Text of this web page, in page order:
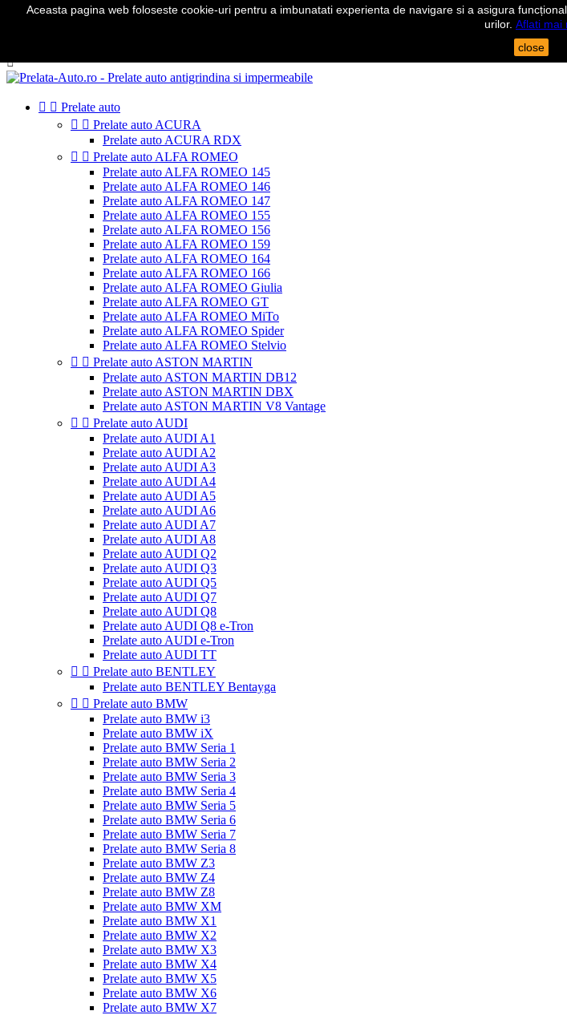
Telefon:0724 571 115

  Prelate auto
  Prelate auto ACURA
Prelate auto ACURA RDX
  Prelate auto ALFA ROMEO
Prelate auto ALFA ROMEO 145
Prelate auto ALFA ROMEO 146
Prelate auto ALFA ROMEO 147
Prelate auto ALFA ROMEO 155
Prelate auto ALFA ROMEO 156
Prelate auto ALFA ROMEO 159
Prelate auto ALFA ROMEO 164
Prelate auto ALFA ROMEO 166
Prelate auto ALFA ROMEO Giulia
Prelate auto ALFA ROMEO GT
Prelate auto ALFA ROMEO MiTo
Prelate auto ALFA ROMEO Spider
Prelate auto ALFA ROMEO Stelvio
  Prelate auto ASTON MARTIN
Prelate auto ASTON MARTIN DB12
Prelate auto ASTON MARTIN DBX
Prelate auto ASTON MARTIN V8 Vantage
  Prelate auto AUDI
Prelate auto AUDI A1
Prelate auto AUDI A2
Prelate auto AUDI A3
Prelate auto AUDI A4
Prelate auto AUDI A5
Prelate auto AUDI A6
Prelate auto AUDI A7
Prelate auto AUDI A8
Prelate auto AUDI Q2
Prelate auto AUDI Q3
Prelate auto AUDI Q5
Prelate auto AUDI Q7
Prelate auto AUDI Q8
Prelate auto AUDI Q8 e-Tron
Prelate auto AUDI e-Tron
Prelate auto AUDI TT
  Prelate auto BENTLEY
Prelate auto BENTLEY Bentayga
  Prelate auto BMW
Prelate auto BMW i3
Prelate auto BMW iX
Prelate auto BMW Seria 1
Prelate auto BMW Seria 2
Prelate auto BMW Seria 3
Prelate auto BMW Seria 4
Prelate auto BMW Seria 5
Prelate auto BMW Seria 6
Prelate auto BMW Seria 7
Prelate auto BMW Seria 8
Prelate auto BMW Z3
Prelate auto BMW Z4
Prelate auto BMW Z8
Prelate auto BMW XM
Prelate auto BMW X1
Prelate auto BMW X2
Prelate auto BMW X3
Prelate auto BMW X4
Prelate auto BMW X5
Prelate auto BMW X6
Prelate auto BMW X7
Aceasta pagina web foloseste cookie-uri pentru a imbunatati experienta de navigare si a asigura
urilor. Aflati mai
close